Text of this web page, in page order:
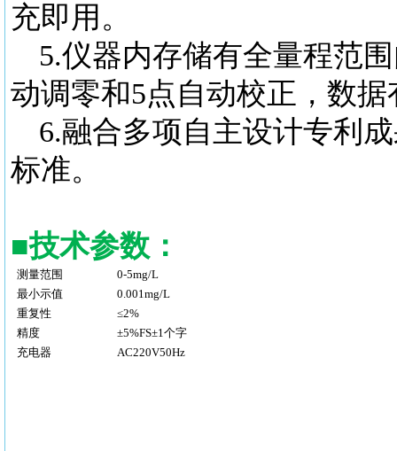
充即用。
5.仪器内存储有全量程范
动调零和5点自动校正，数
6.融合多项自主设计专利
标准。
■技术参数：
测量范围
0-5mg/L
最小示值
0.001mg/L
重复性
≤2%
精度
±5%FS±1个字
充电器
AC220V50Hz